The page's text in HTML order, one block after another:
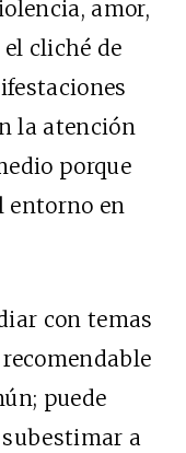
amor,
cliché de
la atención
porque
entorno en
con temas
puede
a